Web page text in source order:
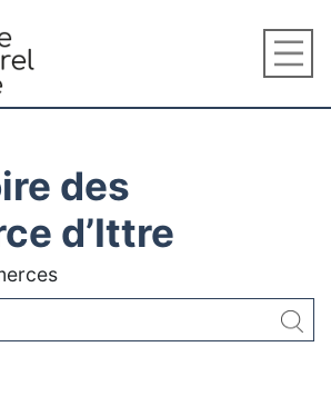
des
d’Ittre